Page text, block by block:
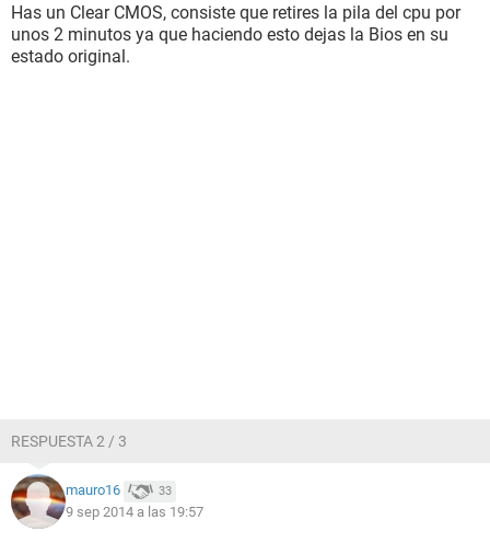
Has un Clear CMOS, consiste que retires la pila del cpu por
unos 2 minutos ya que haciendo esto dejas la Bios en su
estado original.
RESPUESTA 2 / 3
mauro16 33
9 sep 2014 a las 19:57